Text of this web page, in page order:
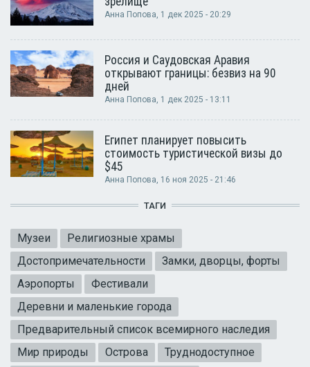
Анна Попова, 1 дек 2025 - 20:29
Россия и Саудовская Аравия
открывают границы: безвиз на 90
дней
Анна Попова, 1 дек 2025 - 13:11
Египет планирует повысить
стоимость туристической визы до
$45
Анна Попова, 16 ноя 2025 - 21:46
ТАГИ
Музеи
Религиозные храмы
Достопримечательности
Замки, дворцы, форты
Аэропорты
Фестивали
Деревни и маленькие города
Предварительный список всемирного наследия
Мир природы
Острова
Труднодоступное